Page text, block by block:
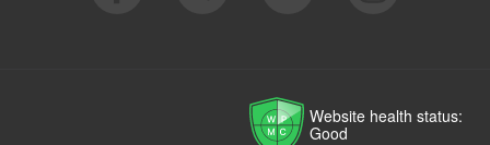
Website health status:
Good